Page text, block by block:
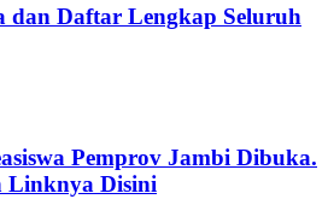
dan Daftar Lengkap Seluruh
Pemprov Jambi Dibuka.
Linknya Disini